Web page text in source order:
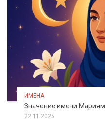
ИМЕНА
Значение имени Мариям
22.11.2025